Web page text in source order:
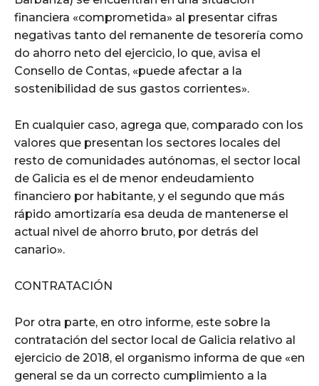
financiera «comprometida» al presentar cifras
negativas tanto del remanente de tesorería como
do ahorro neto del ejercicio, lo que, avisa el
Consello de Contas, «puede afectar a la
sostenibilidad de sus gastos corrientes».
En cualquier caso, agrega que, comparado con los
valores que presentan los sectores locales del
resto de comunidades autónomas, el sector local
de Galicia es el de menor endeudamiento
financiero por habitante, y el segundo que más
rápido amortizaría esa deuda de mantenerse el
actual nivel de ahorro bruto, por detrás del
canario».
CONTRATACIÓN
Por otra parte, en otro informe, este sobre la
contratación del sector local de Galicia relativo al
ejercicio de 2018, el organismo informa de que «en
general se da un correcto cumplimiento a la